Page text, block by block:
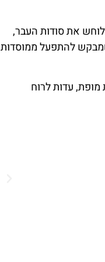
לוחש את סודות העבר,
להתפעל ממוסדות
עדות לרוח